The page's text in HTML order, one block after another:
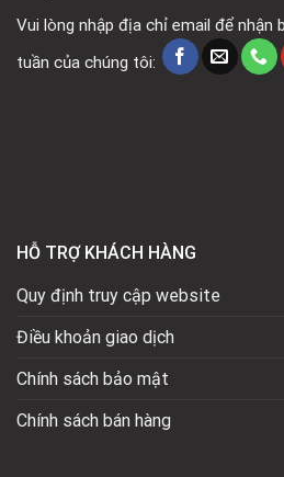
Vui lòng nhập địa chỉ email để nhận
tuần của chúng tôi:
HỖ TRỢ KHÁCH HÀNG
Quy định truy cập website
Điều khoản giao dịch
Chính sách bảo mật
Chính sách bán hàng